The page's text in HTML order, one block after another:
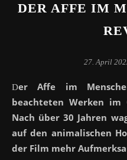
DER AFFE IM
27. April
Der Affe im
beachteten Werken im
Nach über 30 Jahren
auf den animalischen
der Film mehr